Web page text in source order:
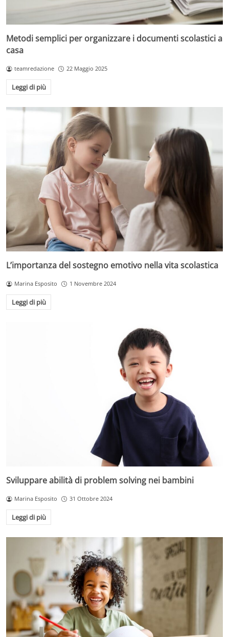
Metodi semplici per organizzare i documenti scolastici a
casa
teamredazione 22 Maggio 2025
Leggi di più
L’importanza del sostegno emotivo nella vita scolastica
Marina Esposito 1 Novembre 2024
Leggi di più
Sviluppare abilità di problem solving nei bambini
Marina Esposito 31 Ottobre 2024
Leggi di più